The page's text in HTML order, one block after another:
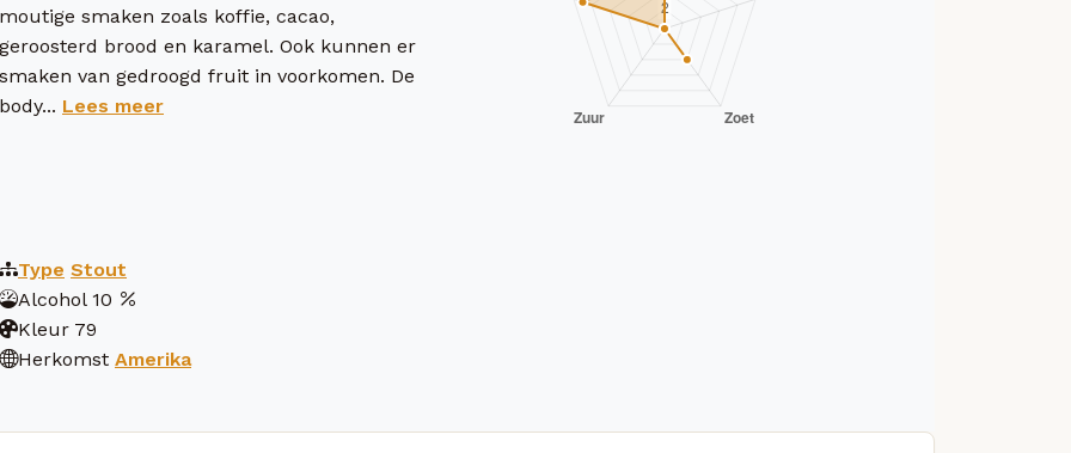
moutige smaken zoals koffie, cacao,
geroosterd brood en karamel. Ook kunnen er
smaken van gedroogd fruit in voorkomen. De
body... Lees meer
Type Stout
Alcohol 10
Kleur 79
Herkomst Amerika